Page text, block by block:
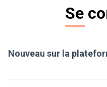
Se
Nouveau sur la